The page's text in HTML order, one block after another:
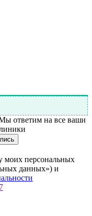
ответим на все ваши
моих персональных
данных») и